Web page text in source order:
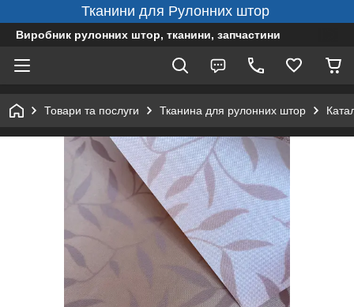
Тканини для Рулонних штор
Виробник рулонних штор, тканини, запчастини
Товари та послуги Тканина для рулонних штор